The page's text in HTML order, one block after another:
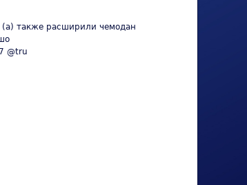
(а) также расширили чемодан
@tru